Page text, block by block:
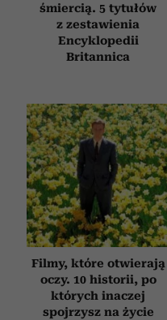
śmiercią. 5 tytułów
z zestawienia
Encyklopedii
Britannica
Filmy, które otwierają
oczy. 10 historii, po
których inaczej
spojrzysz na życie